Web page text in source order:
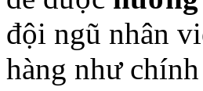
đội ngũ nhân
hàng như